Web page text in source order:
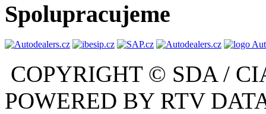
Spolupracujeme
COPYRIGHT © SDA /
POWERED BY RTV